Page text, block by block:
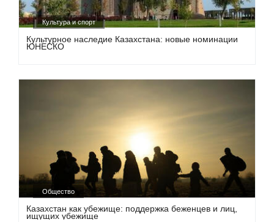
Культура и спорт
Культурное наследие Казахстана: новые номинации
ЮНЕСКО
Общество
Казахстан как убежище: поддержка беженцев и лиц,
ищущих убежище